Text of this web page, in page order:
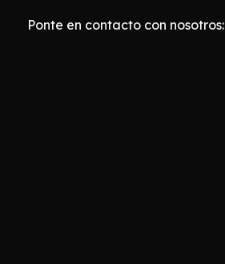
Ponte en contacto con nosotros: